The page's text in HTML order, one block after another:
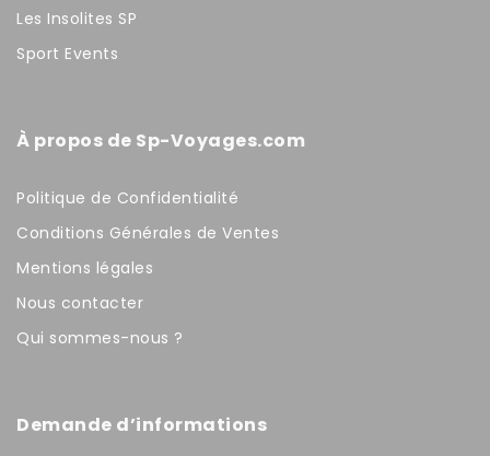
Les Insolites SP
Sport Events
À propos de Sp-Voyages.com
Politique de Confidentialité
Conditions Générales de Ventes
Mentions légales
Nous contacter
Qui sommes-nous ?
Demande d’informations